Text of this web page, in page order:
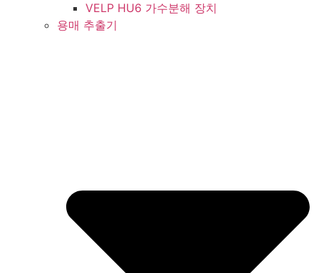
VELP HU6 가수분해 장치
용매 추출기